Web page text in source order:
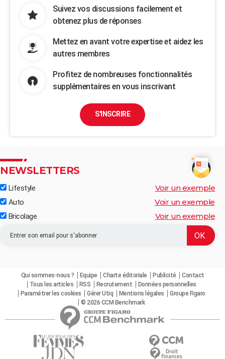
Suivez vos discussions facilement et
obtenez plus de réponses
Mettez en avant votre expertise et aidez les
autres membres
Profitez de nombreuses fonctionnalités
supplémentaires en vous inscrivant
S'INSCRIRE
NEWSLETTERS
Lifestyle Voir un exemple
Auto Voir un exemple
Bricolage Voir un exemple
Qui sommes-nous ? Equipe Charte éditoriale Publicité
Contact
Tous les articles
RSS Recrutement
Données personnelles
Paramétrer les cookies
Gérer Utiq Mentions légales
Groupe Figaro
© 2026 CCM Benchmark